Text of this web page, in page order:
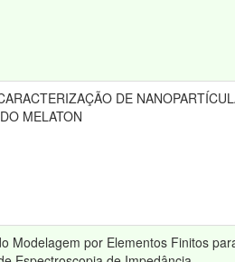
DE
MELATON
Modelagem por Elementos Finitos